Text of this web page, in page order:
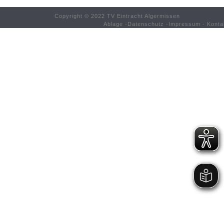
Copyright © 2022 TV Eintracht Algermissen
Ablage - Datenschutz - Impressum -